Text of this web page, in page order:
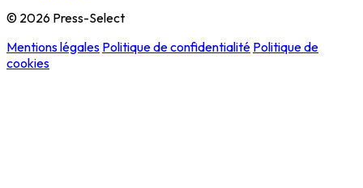
© 2026 Press-Select
Mentions légales Politique de confidentialité Politique de
cookies